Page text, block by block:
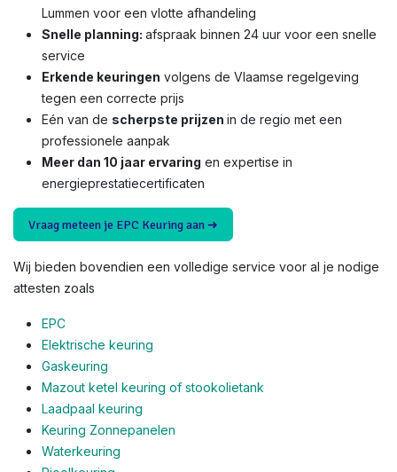
Lummen voor een vlotte afhandeling
Snelle planning: afspraak binnen 24 uur voor een snelle
service
Erkende keuringen volgens de Vlaamse regelgeving
tegen een correcte prijs
Eén van de scherpste prijzen in de regio met een
professionele aanpak
Meer dan 10 jaar ervaring en expertise in
energieprestatiecertificaten
Vraag meteen je EPC Keuring aan ➜
Wij bieden bovendien een volledige service voor al je nodige
attesten zoals
EPC
Elektrische keuring
Gaskeuring
Mazout ketel keuring of stookolietank
Laadpaal keuring
Keuring Zonnepanelen
Waterkeuring